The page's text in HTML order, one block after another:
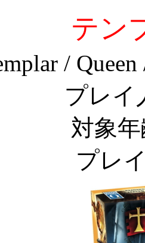
テン
/ Queen
プレイ
対象
プレ